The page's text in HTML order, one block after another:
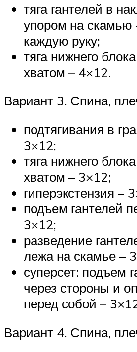
тяга гантелей в
упором на скамью
каждую руку;
тяга нижнего
хватом – 4×12.
Вариант 3. Спина,
подтягивания в
3×12;
тяга нижнего
хватом – 3×12;
гиперэкстензия –
подъем гантелей
3×12;
разведение
лежа на скамье –
суперсет: подъем
через стороны и
перед собой –
Вариант 4. Спина,